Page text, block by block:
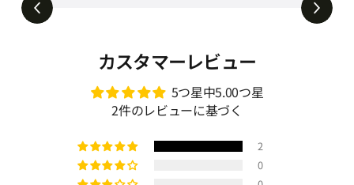
カスタマーレビュー
5つ星中5.00つ星
2件のレビューに基づく
2
0